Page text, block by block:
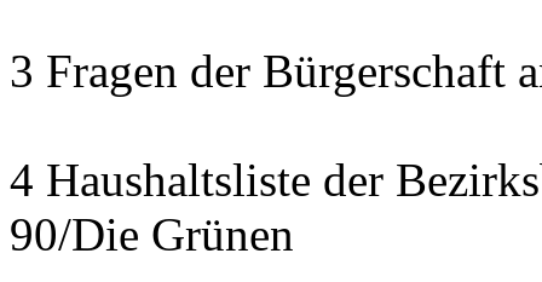
3 Fragen der Bürgerschaft
4 Haushaltsliste der
90/Die Grünen